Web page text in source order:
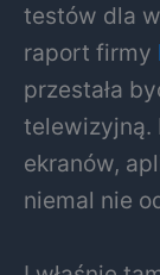
testów dla
raport firmy
przestała
telewizyjną.
ekranów,
niemal nie